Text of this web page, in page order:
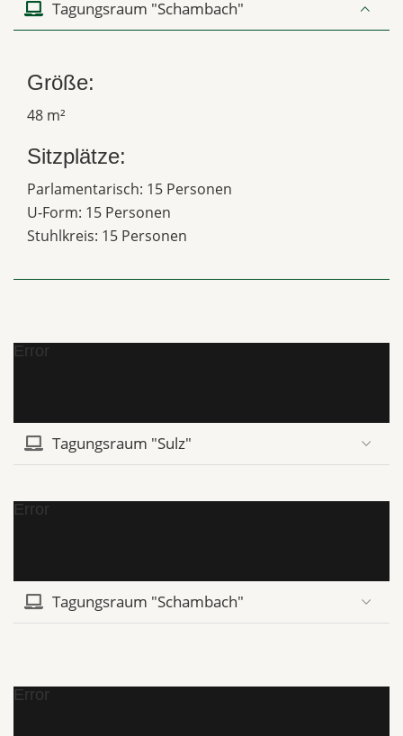
Tagungsraum "Schambach"
Größe:
48 m²
Sitzplätze:
Parlamentarisch: 15 Personen
U-Form: 15 Personen
Stuhlkreis: 15 Personen
Error
Tagungsraum "Sulz"
Error
Tagungsraum "Schambach"
Error